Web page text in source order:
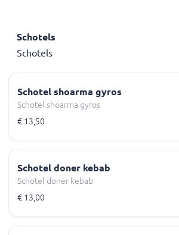
Schotels
Schotels
Schotel shoarma gyros
Schotel shoarma gyros
€ 13,50
Schotel doner kebab
Schotel doner kebab
€ 13,00